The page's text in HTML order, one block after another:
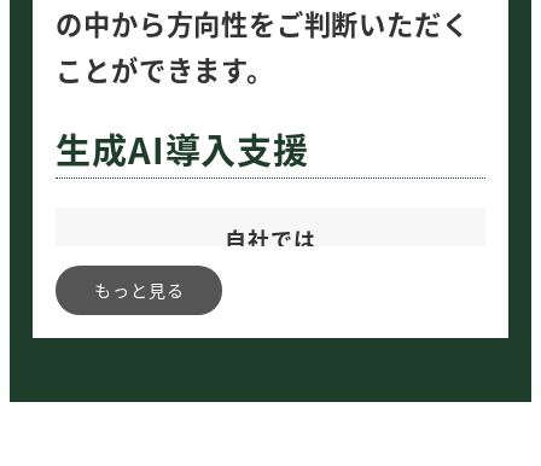
の中から方向性をご判断いただく
ことができます。
生成AI導入支援
自社では
活用できない